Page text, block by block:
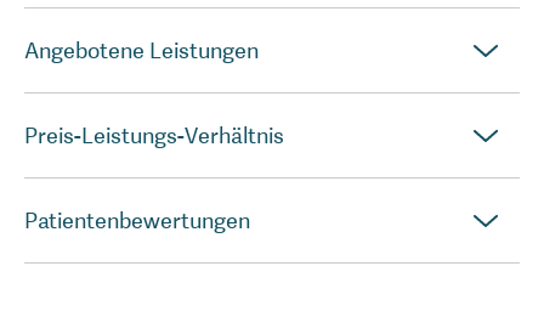
Angebotene Leistungen
Preis-Leistungs-Verhältnis
Patientenbewertungen